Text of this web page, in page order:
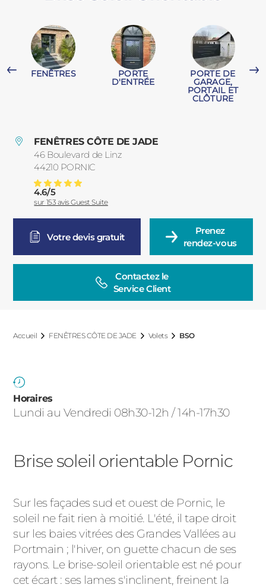
FENÊTRES PORTE
D'ENTRÉE
PORTE DE
GARAGE,
PORTAIL ET
CLÔTURE
FENÊTRES CÔTE DE JADE
46 Boulevard de Linz
44210 PORNIC
France
Brise Soleil Orientable
Note moyenne :
4.6/5
sur 153 avis Guest Suite
Votre devis gratuit
Prenez
rendez-vous
Contactez le
Service Client
Accueil FENÊTRES CÔTE DE JADE Volets BSO
Horaires
Lundi au Vendredi 08h30-12h / 14h-17h30
Brise soleil orientable Pornic
Sur les façades sud et ouest de Pornic, le
soleil ne fait rien à moitié. L'été, il tape droit
sur les baies vitrées des Grandes Vallées au
Portmain ; l'hiver, on guette chacun de ses
rayons. Le brise-soleil orientable est né pour
cet écart : ses lames s'inclinent, freinent la
PVC
CARPORTS
CLÔTURES